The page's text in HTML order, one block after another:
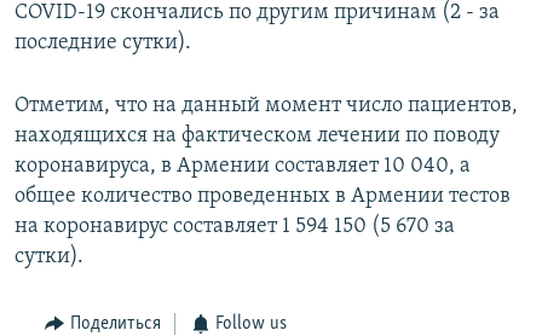
COVID-19 скончались по другим причинам (2 - за
последние сутки).
Отметим, что на данный момент число пациентов,
находящихся на фактическом лечении по поводу
коронавируса, в Армении составляет 10 040, а
общее количество проведенных в Армении тестов
на коронавирус составляет 1 594 150 (5 670 за
сутки).
Поделиться Follow us